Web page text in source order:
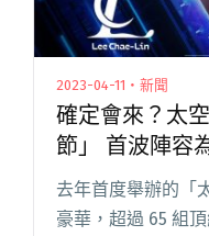
2023-04-11・新聞
確定會來？太
節」 首波陣容
去年首度舉辦的「
豪華，超過 65 組